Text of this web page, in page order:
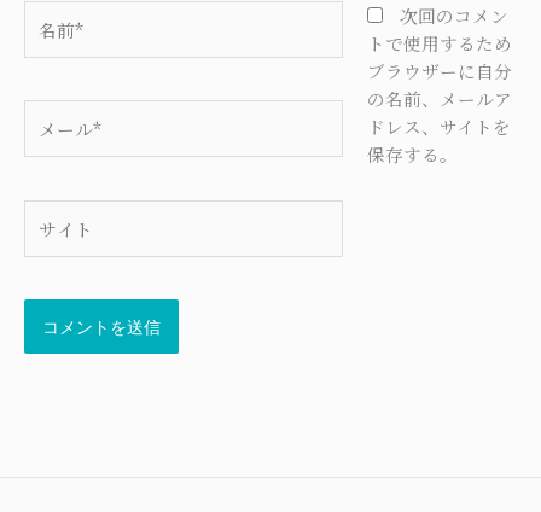
前
ー
*
次回のコメン
トで使用するため
ブラウザーに自分
の名前、メールア
ドレス、サイトを
保存する。